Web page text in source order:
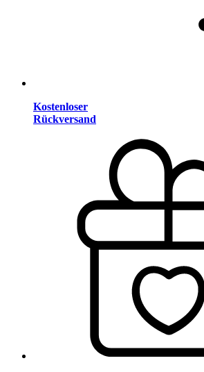
Kostenloser
Rückversand